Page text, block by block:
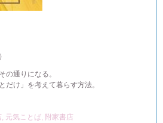
の通りになる。
だけ」を考えて暮らす方法。
, 元気ことば, 附家書店